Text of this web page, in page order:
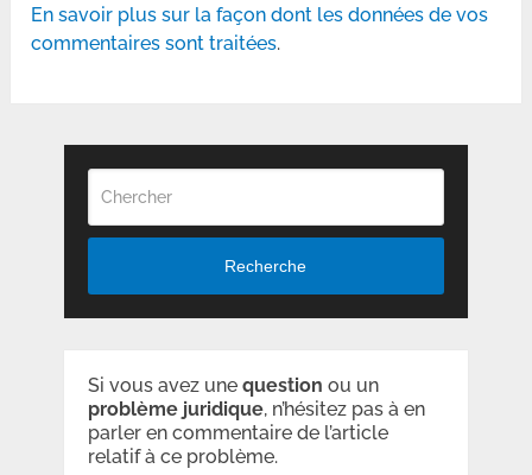
En savoir plus sur la façon dont les données de vos
commentaires sont traitées.
Recherche
Si vous avez une question ou un
problème juridique, n’hésitez pas à en
parler en commentaire de l’article
relatif à ce problème.